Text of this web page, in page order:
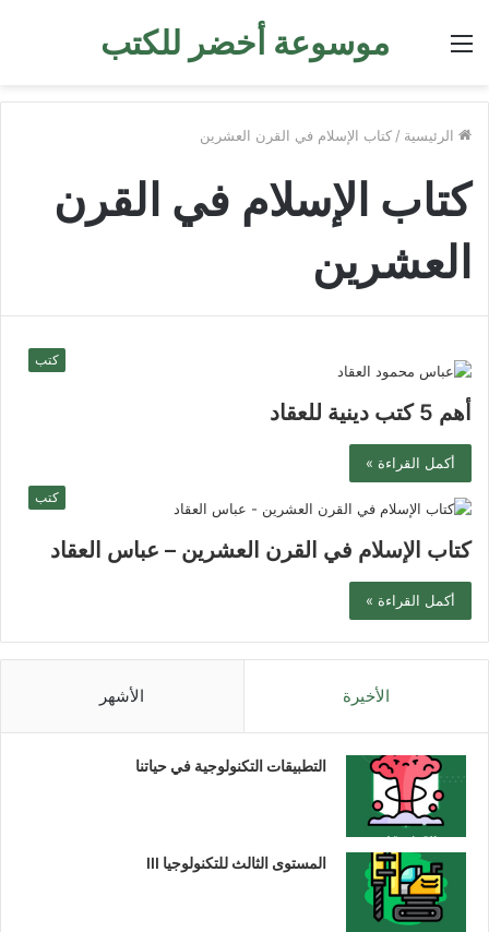
موسوعة أخضر للكتب القائمة
الرئيسية / كتاب الإسلام في القرن العشرين
كتاب الإسلام في القرن
العشرين
كتب
أهم 5 كتب دينية للعقاد
أكمل القراءة »
كتب
كتاب الإسلام في القرن العشرين – عباس العقاد
أكمل القراءة »
الأخيرة الأشهر
التطبيقات التكنولوجية في حياتنا
المستوى الثالث للتكنولوجيا III